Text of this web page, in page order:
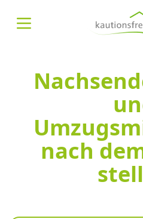
Menü öffnen
nach